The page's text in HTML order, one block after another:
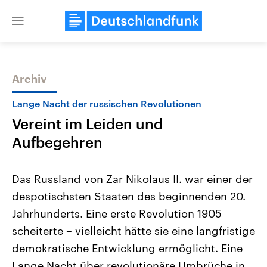
Close
Themen
Landtagswahl Sachsen-Anhalt
2026
Alle Informationen
Sachsen-Anhalt wählt am 6.
September 2026 einen neuen
Landtag. Seit 2021 wird das
Bundesland von einer Koalition aus
USA
Aktuelle Beiträge,
Hintergründe
Wirtschaftlich und
gehören die Vereinigten
den mächtigsten Ländern
mit großem Einfluss auf
Archiv
Lange Nacht der russischen Revolutionen
Vereint im Leiden und
Aufbegehren
Das Russland von Zar Nikolaus II. war einer der
despotischsten Staaten des beginnenden 20.
Jahrhunderts. Eine erste Revolution 1905
scheiterte – vielleicht hätte sie eine langfristige
demokratische Entwicklung ermöglicht. Eine